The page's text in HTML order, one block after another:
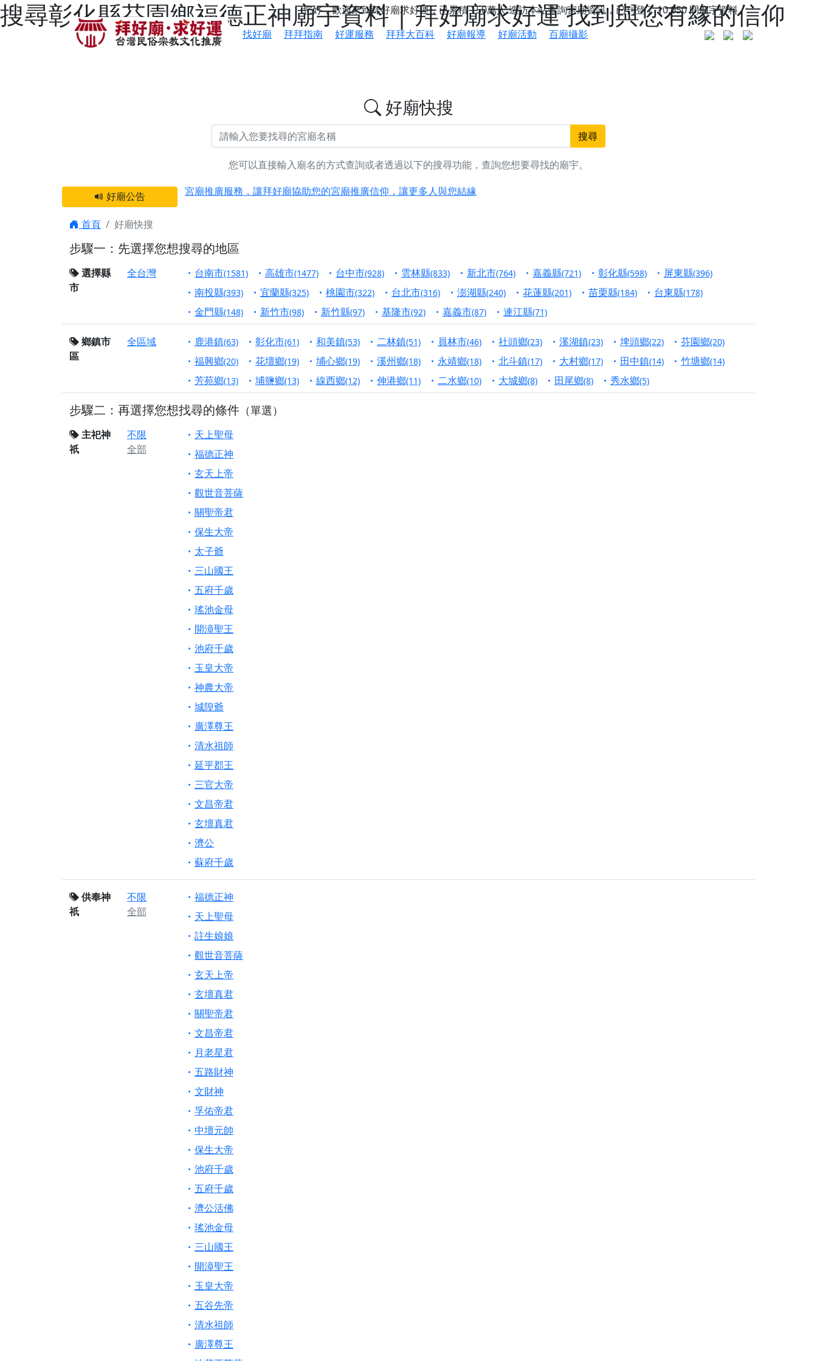
搜尋彰化縣芬園鄉福德正神廟宇資料 | 拜好廟求好運 找到與您有緣的信仰
您好，歡迎來到拜好廟求好運，已累積150萬人造訪本站查詢宮廟資訊，已刊登了10,050間廟宇資料。
找好廟
拜拜指南 好運服務 拜拜大百科 好廟報導 好廟活動 百廟攝影
好廟快搜
搜尋
您可以直接輸入廟名的方式查詢或者透過以下的搜尋功能，查詢您想要尋找的廟宇。
好廟公告
感謝 【新竹縣新豐鄉 池和宮】 贊助支持我們推廣台灣民俗宗教文化
宮廟推廣服務，讓拜好廟協助您的宮廟推廣信仰，讓更多人與您結緣
【屏東縣獅子鄉 楓港清華山聖天宮】驪山母娘聖誕暨中元普渡大法會，誠邀十方善信大德，一同回到母娘慈悲座前，祈福納祥、慎
終追遠、廣植福田
【桃園市 桃園蓮華寺】盂蘭盆中元報恩法會，這場法會不只是超薦與普渡，更是一份對祖先的感恩、對親人的思念，也是為家人祈
願平安順遂的慈悲心意。
【桃園龜山 慈恩宮】丙午年梁皇寶懺法會，一念虔誠禮寶懺，一分懺悔植福田，誠邀十方善信大德共同參與。
【新北貢寮 南極玉明殿】中元普渡大法會，誠摯歡迎十方善信大德隨喜贊普，為祖先親眷祈求安息，也為自身與家人累積福德、種
下善緣。
【桃園慈善宮(天公廟)】中元普渡交給專業的來，省時省力又積福！「玉皇大帝 大天尊」 親自坐鎮主法！幫你累積的功德福報自然
是「超級加倍」！
【台北北投 福慶宮】慶讚中元普渡法會，誠摯邀請十方善信大德，一同回到北投土地公埔，祈願闔家平安、地方祥和、福運綿長。
【桃園龜山 慈恩宮】瑤池金母聖誕祝壽盛典，邀請十方善信大德蒞臨參香祝壽，同沐母娘慈光，共祈平安吉祥
【桃園龜山 慈恩宮】丙午年慶讚中元普渡法會，正是讓我們用善念與功德，迴向冥陽兩利、闔家平安的殊勝因緣。
【新北八里 紫德宮】丙午年中元普渡讚普超薦法會，普施眾生・慎終追遠・廣植福田
【台北北投金虎爺會】父親節陪爸爸一起闖關趣，邀請大小朋友一起留下珍貴的家庭回憶
【新北八里 紫德宮】父親節奉茶感恩活動，一杯茶，一份心意；一句感謝，一生難忘。
【桃園新屋 深圳玄天宮】農曆七月擴大犒軍科儀，吉祥月不只有普渡祈福，也有一份感謝守護的虔誠心意
【桃園新屋 深圳玄天宮】七娘媽聖誕祝壽慶典，誠摯邀請十方善信大德攜家帶眷前來參香，共同向七娘媽祝壽祈福
【桃園慈善宮(天公廟)】虎爺元帥 開光大典，祈求虎爺神威護持，庇佑闔家平安、財運亨通、事業順遂、百邪退散。
歡迎友廟長官、小編加入我們LINE官方帳號，讓我們協助您的廟宇推廣。
歡迎信眾分享您前往廟宇的參拜體驗，推廣您的信仰
首頁 好廟快搜
步驟一：先選擇您想搜尋的地區
選擇縣
市
全台灣 台南市(1581) 高雄市(1477) 台中市(928) 雲林縣(833) 新北市(764) 嘉義縣(721) 彰化縣(598) 屏東縣(396)
南投縣(393) 宜蘭縣(325) 桃園市(322) 台北市(316) 澎湖縣(240) 花蓮縣(201) 苗栗縣(184) 台東縣(178)
金門縣(148) 新竹市(98) 新竹縣(97) 基隆市(92) 嘉義市(87) 連江縣(71)
鄉鎮市
區
全區域 鹿港鎮(63) 彰化市(61) 和美鎮(53) 二林鎮(51) 員林市(46) 社頭鄉(23) 溪湖鎮(23) 埤頭鄉(22) 芬園鄉(20)
福興鄉(20) 花壇鄉(19) 埔心鄉(19) 溪州鄉(18) 永靖鄉(18) 北斗鎮(17) 大村鄉(17) 田中鎮(14) 竹塘鄉(14)
芳苑鄉(13) 埔鹽鄉(13) 線西鄉(12) 伸港鄉(11) 二水鄉(10) 大城鄉(8) 田尾鄉(8) 秀水鄉(5)
步驟二：再選擇您想找尋的條件 （單選）
主祀神
祇
不限
全部
天上聖母
福德正神
玄天上帝
觀世音菩薩
關聖帝君
保生大帝
太子爺
三山國王
五府千歲
瑤池金母
開漳聖王
池府千歲
玉皇大帝
神農大帝
城隍爺
廣澤尊王
清水祖師
延平郡王
三官大帝
文昌帝君
玄壇真君
濟公
蘇府千歲
供奉神
祇
不限
全部
福德正神
天上聖母
註生娘娘
觀世音菩薩
玄天上帝
玄壇真君
關聖帝君
文昌帝君
月老星君
五路財神
文財神
孚佑帝君
中壇元帥
保生大帝
池府千歲
五府千歲
濟公活佛
瑤池金母
三山國王
開漳聖王
玉皇大帝
五谷先帝
清水祖師
廣澤尊王